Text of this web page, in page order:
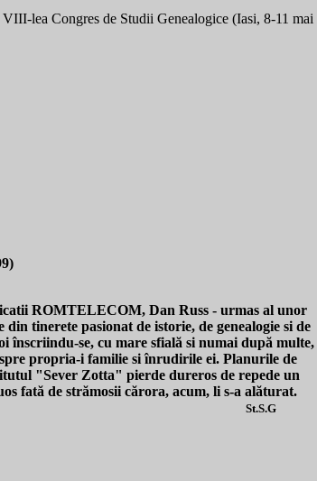
lea Congres de Studii Genealogice (Iasi, 8-11 mai
ROMTELECOM, Dan Russ - urmas al unor
din tinerete pasionat de istorie, de genealogie si de
înscriindu-se, cu mare sfială si numai după multe,
propria-i familie si înrudirile ei. Planurile de
"Sever Zotta" pierde dureros de repede un
fată de strămosii cărora, acum, li s-a alăturat.
St.S.G